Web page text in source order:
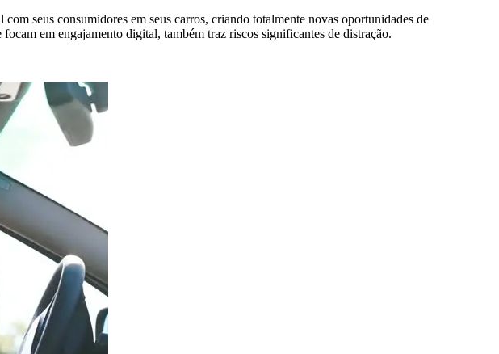
seus consumidores em seus carros, criando totalmente novas oportunidades de
em engajamento digital, também traz riscos significantes de distração.